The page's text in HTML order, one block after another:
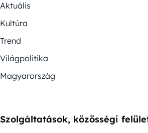
Aktuális
Kultúra
Trend
Világpolitika
Magyarország
Szolgáltatások, közösségi